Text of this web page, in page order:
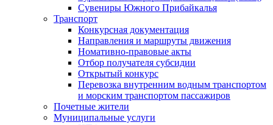
Сувениры Южного Прибайкалья
Транспорт
Конкурсная документация
Направления и маршруты движения
Номативно-правовые акты
Отбор получателя субсидии
Открытый конкурс
Перевозка внутренним водным транспортом
и морским транспортом пассажиров
Почетные жители
Муниципальные услуги